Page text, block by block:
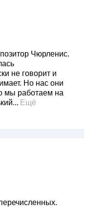
Чюрленис.
не говорит и
Но нас они
мы работаем на
Ещё